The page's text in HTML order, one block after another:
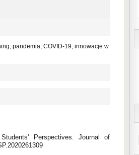
pandemia; COVID-19; innowacje w
Perspectives. Journal of